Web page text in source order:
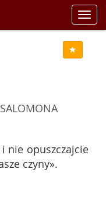
nie opuszczajcie
czyny».